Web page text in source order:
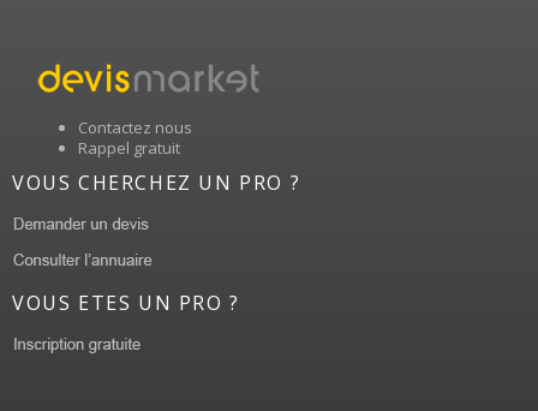
Contactez nous
Rappel gratuit
VOUS CHERCHEZ UN PRO ?
VOUS ETES UN PRO ?